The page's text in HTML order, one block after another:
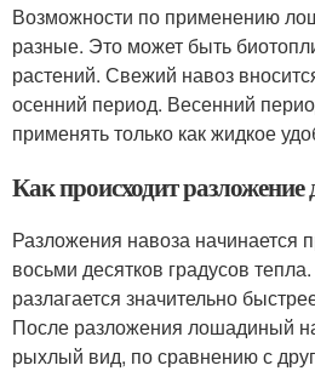
Возможности по применению
разные. Это может быть
растений. Свежий навоз
осенний период. Весенний
применять только как жидкое
Как происходит разложение
Разложения навоза начинается
восьми десятков градусов
разлагается значительно
После разложения лошадиный
рыхлый вид, по сравнению с